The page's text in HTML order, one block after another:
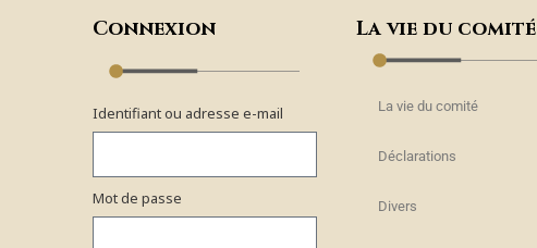
Connexion
Identifiant ou adresse e-mail
Mot de passe
La vie du comité
La vie du comité
Déclarations
Divers